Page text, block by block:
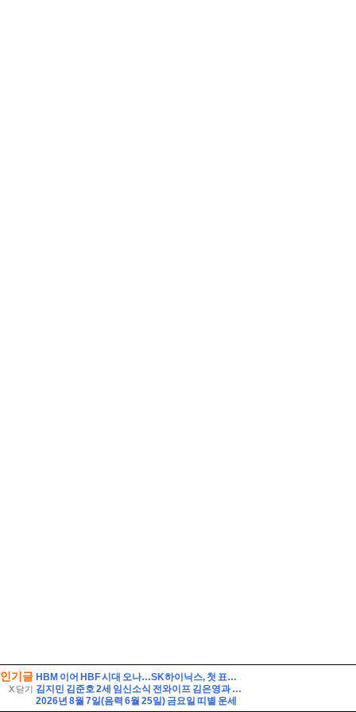
인기글
X 닫기
HBM 이어 HBF 시대 오나…SK하이닉스, 첫 표준규격 공개
김지민 김준호 2세 임신소식 전와이프 김은영과 자녀는?
2026년 8월 7일(음력 6월 25일) 금요일 띠별 운세